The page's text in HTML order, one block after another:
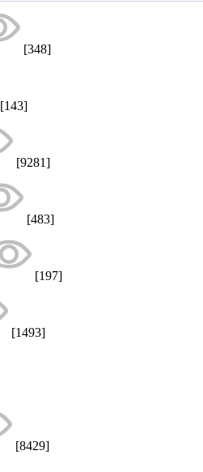
[348]
[143]
[9281]
[483]
[197]
[1493]
[8429]